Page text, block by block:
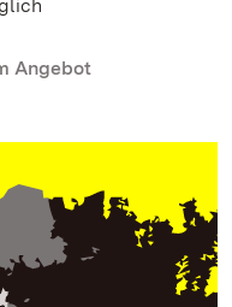
Angebot